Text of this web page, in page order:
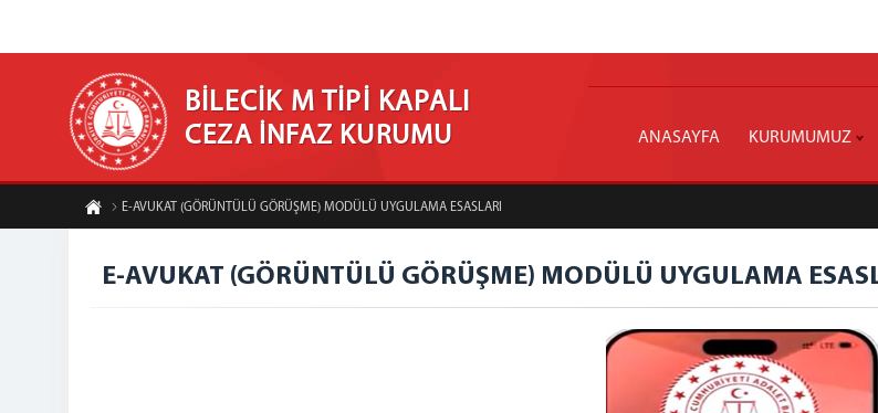
BİLECİK M TİPİ KAPALI
CEZA İNFAZ KURUMU ANASAYFA KURUMUMUZ
E-AVUKAT (GÖRÜNTÜLÜ GÖRÜŞME) MODÜLÜ UYGULAMA ESASLARI
E-AVUKAT (GÖRÜNTÜLÜ GÖRÜŞME) MODÜLÜ UYGULAMA